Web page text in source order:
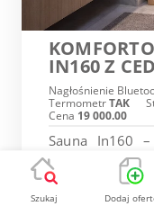
IN160 Z
Nagłośnienie
TermometrTAK
Cena 19 000.00
Sauna In160
Czerwonego
nie tylko
oaza, w której
Szukaj Dodaj